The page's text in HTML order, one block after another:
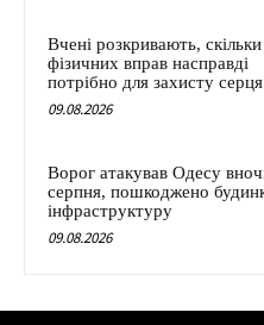
Вчені розкривають, скільки
фізичних вправ насправді
потрібно для захисту серця
09.08.2026
Ворог атакував Одесу
серпня, пошкоджено
інфраструктуру
09.08.2026